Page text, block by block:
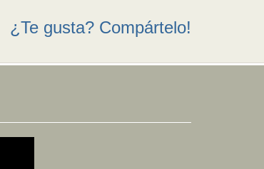
¿Te gusta? Compártelo!